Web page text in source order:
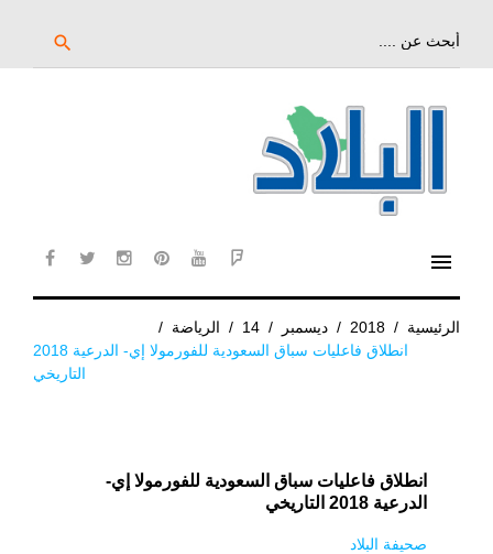
search
menu
الرئيسية /
2018
/ ديسمبر /
14
/ الرياضة /
انطلاق فاعليات سباق السعودية للفورمولا إي- الدرعية 2018
التاريخي
انطلاق فاعليات سباق السعودية للفورمولا إي-
الدرعية 2018 التاريخي
صحيفة البلاد